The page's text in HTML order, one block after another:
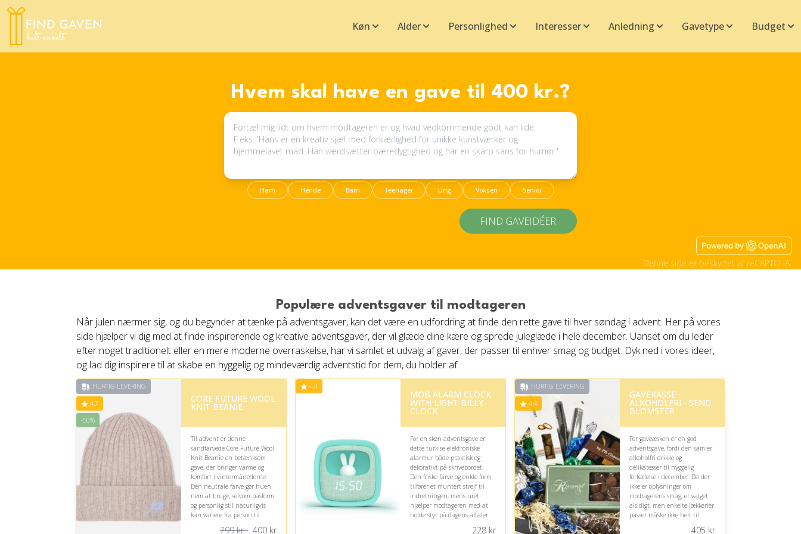
Køn Alder Personlighed Interesser Anledning Gavetype Budget
Hvem skal have en gave til 400 kr.?
Ham Hende Barn Teenager Ung Voksen Senior
FIND GAVEIDÉER
Denne side er beskyttet af reCAPTCHA.
Populære adventsgaver til modtageren
Når julen nærmer sig, og du begynder at tænke på adventsgaver, kan det være en udfordring at finde den rette gave til hver søndag i advent. Her på vores
side hjælper vi dig med at finde inspirerende og kreative adventsgaver, der vil glæde dine kære og sprede juleglæde i hele december. Uanset om du leder
efter noget traditionelt eller en mere moderne overraskelse, har vi samlet et udvalg af gaver, der passer til enhver smag og budget. Dyk ned i vores ideer,
og lad dig inspirere til at skabe en hyggelig og mindeværdig adventstid for dem, du holder af.
HURTIG LEVERING
4.7
-50%
CORE FUTURE WOOL
KNIT BEANIE
Til advent er denne
sandfarvede Core Future Wool
Knit Beanie en betænksom
gave, der bringer varme og
komfort i vintermånederne.
Den neutrale farve gør huen
nem at bruge, selvom pasform
og personlig stil naturligvis
kan variere fra person til
799 kr. 400kr
4.4
MOB ALARM CLOCK
WITH LIGHT BILLY
CLOCK
For en skøn adventsgave er
dette turkise elektroniske
alarmur både praktisk og
dekorativt på skrivebordet.
Den friske farve og enkle form
tilfører et muntert strejf til
indretningen, mens uret
hjælper modtageren med at
holde styr på dagens aftaler
228kr
HURTIG LEVERING
4.4
GAVEKASSE -
ALKOHOLFRI - SEND
BLOMSTER
For gaveæsken er en god
adventsgave, fordi den samler
alkoholfri drikke og
delikatesser til hyggelig
forkælelse i december. Da der
ikke er oplysninger om
modtagerens smag, er valget
alsidigt, men enkelte lækkerier
passer måske ikke helt til
405 kr